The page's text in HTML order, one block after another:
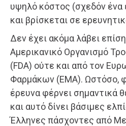
υψηλό κόστος (σχεδόν ένα
και βρίσκεται σε
Δεν έχει ακόμα λάβει
Αμερικανικό Οργανισμό
(FDA) ούτε και από τον
Φαρμάκων (EMA). Ωστόσο,
έρευνα φέρνει σημαντικά
και αυτό δίνει βάσιμες
Έλληνες πάσχοντες από